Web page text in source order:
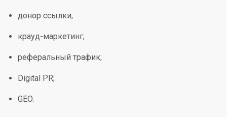
донор ссылки;
крауд-маркетинг;
реферальный трафик;
Digital PR;
GEO.